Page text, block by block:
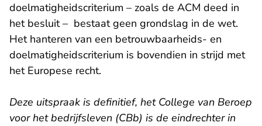
doelmatigheidscriterium – zoals de ACM deed in
het besluit – bestaat geen grondslag in de wet.
Het hanteren van een betrouwbaarheids- en
doelmatigheidscriterium is bovendien in strijd met
het Europese recht.
Deze uitspraak is definitief, het College van Beroep
voor het bedrijfsleven (CBb) is de eindrechter in